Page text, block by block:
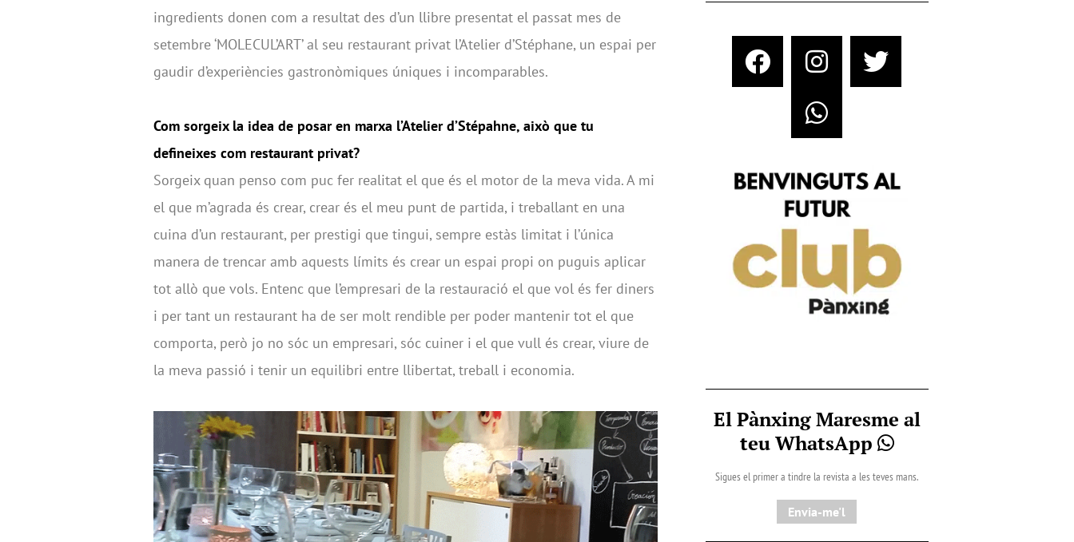
ingredients donen com a resultat des d’un llibre presentat el passat mes de
setembre ‘MOLECUL’ART’ al seu restaurant privat l’Atelier d’Stéphane, un espai per
gaudir d’experiències gastronòmiques úniques i incomparables.
Com sorgeix la idea de posar en marxa l’Atelier d’Stépahne, això que tu
defineixes com restaurant privat?
Sorgeix quan penso com puc fer realitat el que és el motor de la meva vida. A mi
el que m’agrada és crear, crear és el meu punt de partida, i treballant en una
cuina d’un restaurant, per prestigi que tingui, sempre estàs limitat i l’única
manera de trencar amb aquests límits és crear un espai propi on puguis aplicar
tot allò que vols. Entenc que l’empresari de la restauració el que vol és fer diners
i per tant un restaurant ha de ser molt rendible per poder mantenir tot el que
comporta, però jo no sóc un empresari, sóc cuiner i el que vull és crear, viure de
la meva passió i tenir un equilibri entre llibertat, treball i economia.
El Pànxing Maresme al
teu WhatsApp
Sigues el primer a tindre la revista a les teves mans.
Envia-me'l